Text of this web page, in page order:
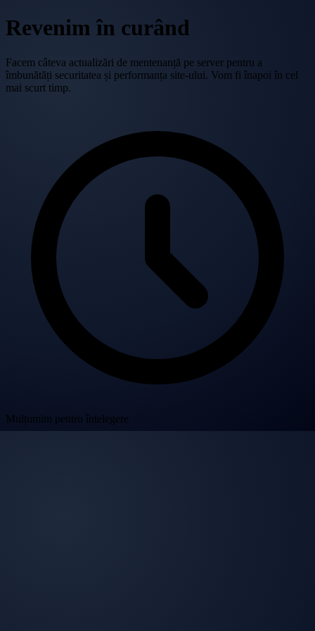
Revenim în curând
Facem câteva actualizări de mentenanță pe server pentru a
îmbunătăți securitatea și performanța site-ului. Vom fi înapoi în cel
mai scurt timp.
Mulțumim pentru înțelegere